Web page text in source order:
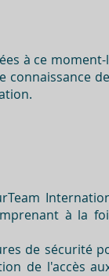
à ce
à la
de sécurité
de l'accès